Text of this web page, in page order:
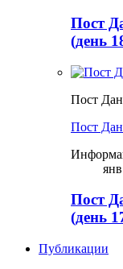
Пост
(день
Пост
Пост
Пост
(день
Публикации